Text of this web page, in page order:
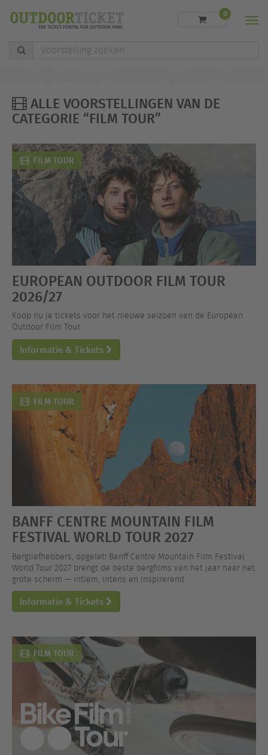
Voorstelling
zoeken
0
ALLE VOORSTELLINGEN VAN DE
CATEGORIE “FILM TOUR”
FILM TOUR
EUROPEAN OUTDOOR FILM TOUR
2026/27
Koop nu je tickets voor het nieuwe seizoen van de European
Outdoor Film Tour.
Informatie & Tickets
FILM TOUR
BANFF CENTRE MOUNTAIN FILM
FESTIVAL WORLD TOUR 2027
Bergliefhebbers, opgelet! Banff Centre Mountain Film Festival
World Tour 2027 brengt de beste bergfilms van het jaar naar het
grote scherm — intiem, intens en inspirerend.
Informatie & Tickets
FILM TOUR